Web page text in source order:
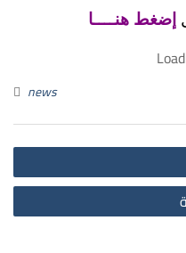
إضغط هنــــا
news